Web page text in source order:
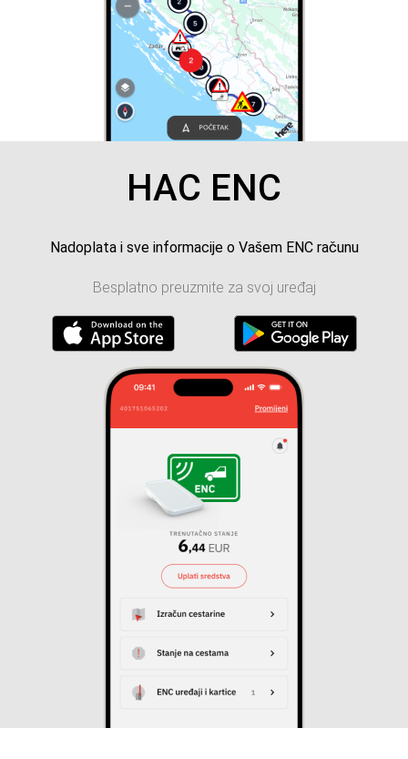
HAC ENC
Nadoplata i sve informacije o Vašem ENC računu
Besplatno preuzmite za svoj uređaj